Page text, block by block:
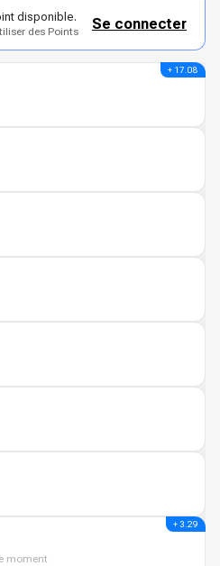
disponible.
des Points Se connecter
+ 17.08
moment
+ 3.29